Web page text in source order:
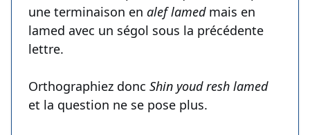
une terminaison en alef lamedmais en
lamed avec un ségol sous la précédente
lettre.
Orthographiez donc Shin youd resh lamed
et la question ne se pose plus.